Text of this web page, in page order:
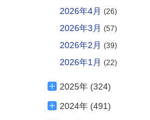
2026年4月 (26)
2026年3月 (57)
2026年2月 (39)
2026年1月 (22)
2025年 (324)
2024年 (491)